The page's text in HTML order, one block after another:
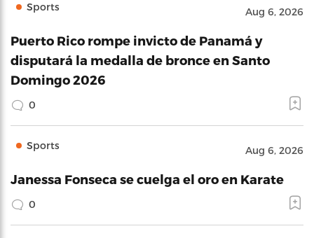
Sports Aug 6, 2026
Puerto Rico rompe invicto de Panamá y
disputará la medalla de bronce en Santo
Domingo 2026
0
Sports Aug 6, 2026
Janessa Fonseca se cuelga el oro en Karate
0